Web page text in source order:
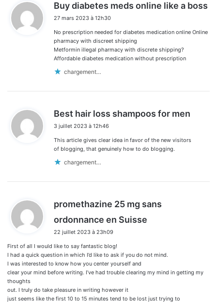
Buy diabetes meds online like a boss
27 mars 2023 à 12h30
No prescription needed for diabetes medication online Online
pharmacy with discreet shipping
Metformin illegal pharmacy with discrete shipping?
Affordable diabetes medication without prescription
chargement…
Best hair loss shampoos for men
3 juillet 2023 à 12h46
This article gives clear idea in favor of the new visitors
of blogging, that genuinely how to do blogging.
chargement…
promethazine 25 mg sans
ordonnance en Suisse
:
22 juillet 2023 à 23h09
First of all I would like to say fantastic blog!
I had a quick question in which I’d like to ask if you do not mind.
I was interested to know how you center yourself and
clear your mind before writing. I’ve had trouble clearing my mind in getting my
thoughts
out. I truly do take pleasure in writing however it
just seems like the first 10 to 15 minutes tend to be lost just trying to